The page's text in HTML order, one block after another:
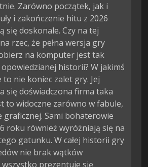
Zarówno początek, jak i
i zakończenie hitu z 2026
się doskonale. Czy na tej
rzec, że pełna wersja gry
na komputer jest tak
historii? W jakimś
nie koniec zalet gry. Jej
się doświadczona firma taka
to widoczne zarówno w fabule,
graficznej. Sami bohaterowie
roku również wyróżniają się na
gatunku. W całej historii gry
nie brak wątków
wszystko prezentuje się